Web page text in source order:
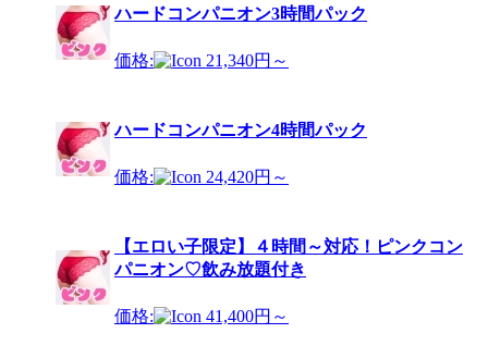
ハードコンパニオン3時間パック
価格: 21,340円～
ハードコンパニオン4時間パック
価格: 24,420円～
【エロい子限定】４時間～対応！ピンクコン
パニオン♡飲み放題付き
価格: 41,400円～